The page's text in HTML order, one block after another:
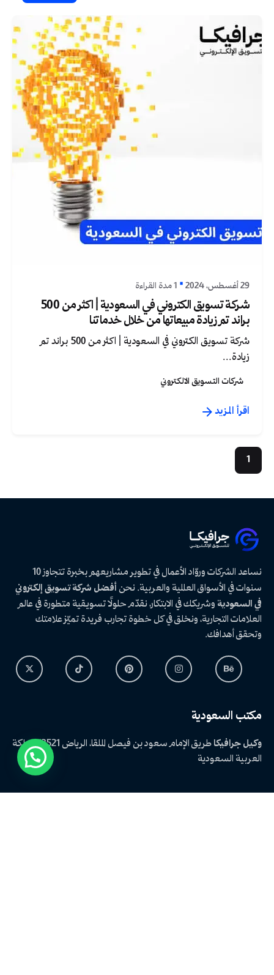
نُشر بواسطة
جرافيكا
29 أغسطس، 2024 1 مدة القراءة
شركة تسويق الكتروني في السعودية | اكثر من 500
براند تم زيادة مبيعاتها من خلال خدماتنا
شركة تسويق الكتروني في السعودية | اكثر من 500 براند تم
زيادة...
شركات التسويق الالكتروني
اقرأ المزيد
1
نساعد الشركات وروّاد الأعمال في تطوير مشاريعهم بخبرة تتجاوز 10
سنوات في الأسواق العالمية والعربية. نحنأفضل شركة تسويق إلكتروني
في السعودية وشريكك في الابتكار، نقدّم حلولًا تسويقية متطورة في عالم
العلامات التجارية، ونخلق في كل خطوة تجارب فريدة تميّز علامتك
وتحقق أهدافك.
مكتب السعودية
وكيل جرافيكاطريق الإمام سعود بن فيصلالملقا، الرياض 13521
المملكة
العربية السعودية